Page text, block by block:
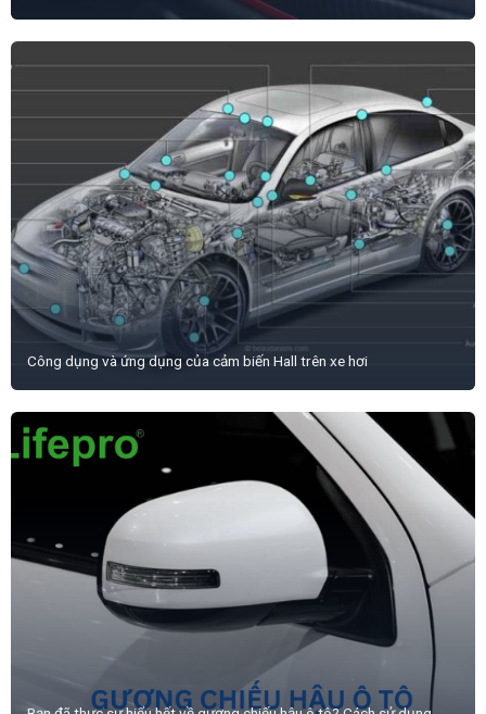
Công dụng và ứng dụng của cảm biến Hall trên xe hơi